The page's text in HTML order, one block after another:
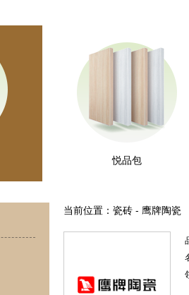
悦品包
当前位置：瓷砖 - 鹰牌陶瓷